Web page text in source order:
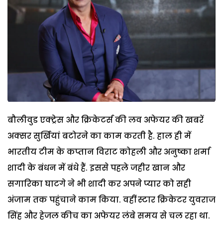
बौलीवुड एक्ट्रेस और क्रिकेटर्स की लव अफेयर की खबरें
अक्सर सुर्खियां बटोरने का काम करती है. हाल ही में
भारतीय टीम के कप्तान विराट कोहली और अनुष्का शर्मा
शादी के बंधन में बंधे हैं. इससे पहले जहीर खान और
सगारिका घाटगे ने भी शादी कर अपने प्यार को सही
अंजाम तक पहुंचाने काम किया. वहीं स्टार क्रिकेटर युवराज
सिंह और हेजल कीच का अफेयर लंबे समय से चल रहा था.